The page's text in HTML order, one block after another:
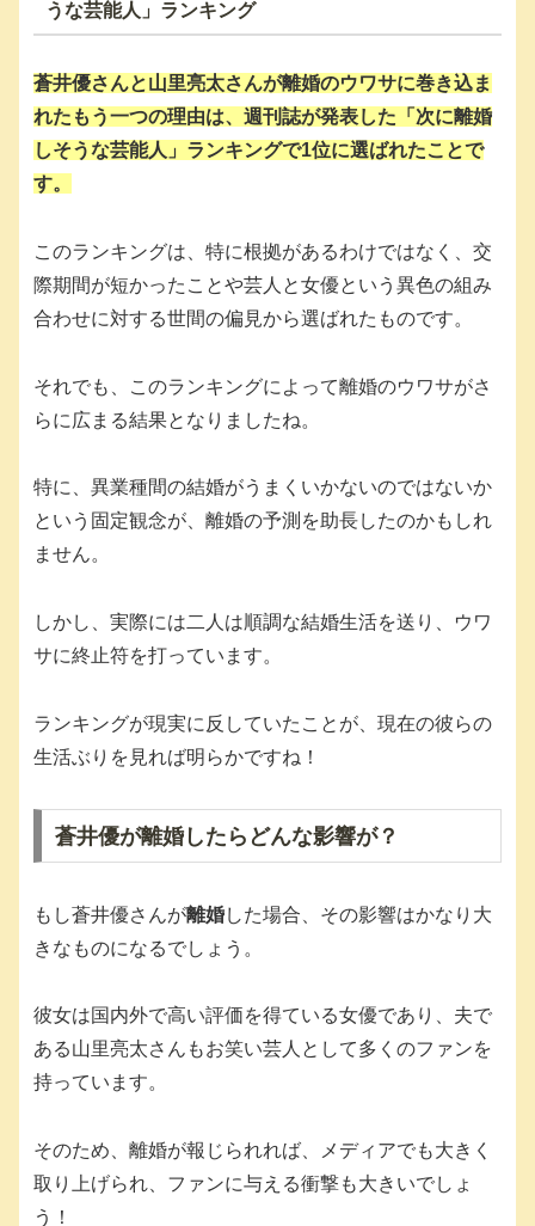
うな芸能人」ランキング
蒼井優さんと山里亮太さんが離婚のウワサに巻き込ま
れたもう一つの理由は、週刊誌が発表した「次に離婚
しそうな芸能人」ランキングで1位に選ばれたことで
す。
このランキングは、特に根拠があるわけではなく、交
際期間が短かったことや芸人と女優という異色の組み
合わせに対する世間の偏見から選ばれたものです。
それでも、このランキングによって離婚のウワサがさ
らに広まる結果となりましたね。
特に、異業種間の結婚がうまくいかないのではないか
という固定観念が、離婚の予測を助長したのかもしれ
ません。
しかし、実際には二人は順調な結婚生活を送り、ウワ
サに終止符を打っています。
ランキングが現実に反していたことが、現在の彼らの
生活ぶりを見れば明らかですね！
蒼井優が離婚したらどんな影響が？
もし蒼井優さんが離婚した場合、その影響はかなり大
きなものになるでしょう。
彼女は国内外で高い評価を得ている女優であり、夫で
ある山里亮太さんもお笑い芸人として多くのファンを
持っています。
そのため、離婚が報じられれば、メディアでも大きく
取り上げられ、ファンに与える衝撃も大きいでしょ
う！